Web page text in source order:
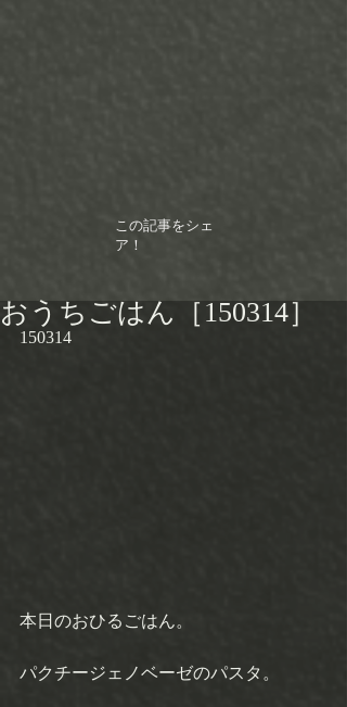
この記事をシェ
ア！
おうちごはん［150314］
150314
本日のおひるごはん。
パクチージェノベーゼのパスタ。